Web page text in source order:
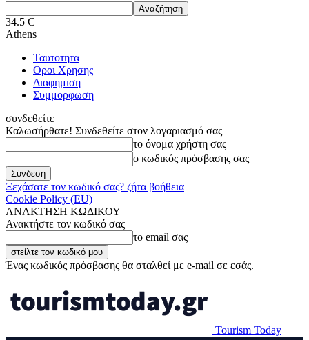
34.5 C
Athens
Ταυτοτητα
Οροι Χρησης
Διαφημιση
Συμμορφωση
συνδεθείτε
Καλωσήρθατε! Συνδεθείτε στον λογαριασμό σας
το όνομα χρήστη σας
ο κωδικός πρόσβασης σας
Ξεχάσατε τον κωδικό σας? ζήτα βοήθεια
Cookie Policy (EU)
ΑΝΑΚΤΗΣΗ ΚΩΔΙΚΟΥ
Ανακτήστε τον κωδικό σας
το email σας
Ένας κωδικός πρόσβασης θα σταλθεί με e-mail σε εσάς.
Tourism Today